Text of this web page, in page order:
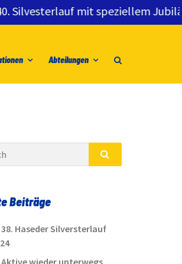
mit speziellem
Abteilungen
SEARCH
Beiträge
38. Haseder Silversterlauf
Aktive wieder unterwegs